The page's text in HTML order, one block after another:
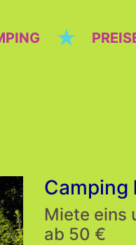
★
Camping
Miete eins
ab 50 €